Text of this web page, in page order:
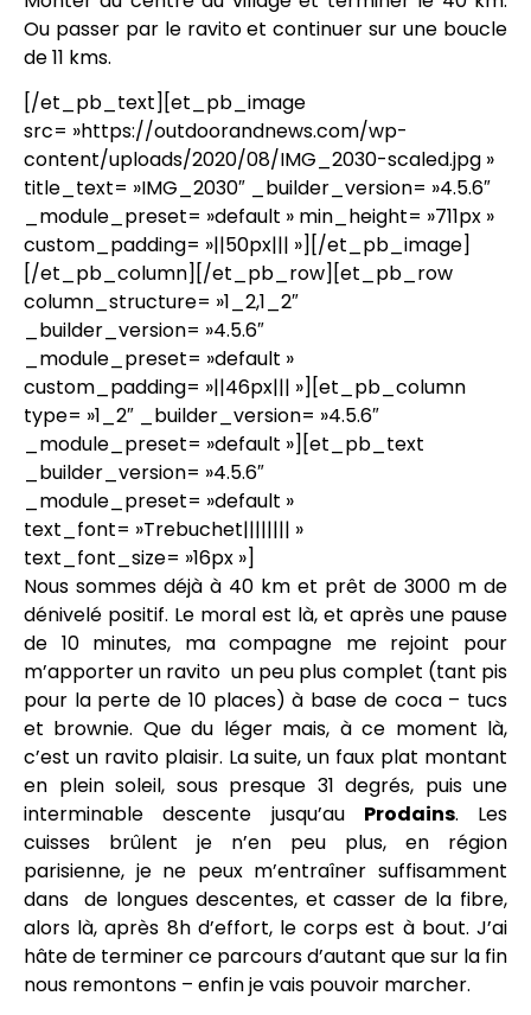
Ou passer par le ravito et continuer sur une boucle
de 11 kms.
[/et_pb_text][et_pb_image
src= »https://outdoorandnews.com/wp-
content/uploads/2020/08/IMG_2030-scaled.jpg »
title_text= »IMG_2030″ _builder_version= »4.5.6″
_module_preset= »default » min_height= »711px »
custom_padding= »||50px||| »][/et_pb_image]
[/et_pb_column][/et_pb_row][et_pb_row
column_structure= »1_2,1_2″
_builder_version= »4.5.6″
_module_preset= »default »
custom_padding= »||46px||| »][et_pb_column
type= »1_2″ _builder_version= »4.5.6″
_module_preset= »default »][et_pb_text
_builder_version= »4.5.6″
_module_preset= »default »
text_font= »Trebuchet|||||||| »
text_font_size= »16px »]
Nous sommes déjà à 40 km et prêt de 3000 m de
dénivelé positif. Le moral est là, et après une pause
de 10 minutes, ma compagne me rejoint pour
m’apporter un ravito un peu plus complet (tant pis
pour la perte de 10 places) à base de coca – tucs
et brownie. Que du léger mais, à ce moment là,
c’est un ravito plaisir. La suite, un faux plat montant
en plein soleil, sous presque 31 degrés, puis une
interminable descente jusqu’au Prodains. Les
cuisses brûlent je n’en peu plus, en région
parisienne, je ne peux m’entraîner suffisamment
dans de longues descentes, et casser de la fibre,
alors là, après 8h d’effort, le corps est à bout. J’ai
hâte de terminer ce parcours d’autant que sur la fin
nous remontons – enfin je vais pouvoir marcher.